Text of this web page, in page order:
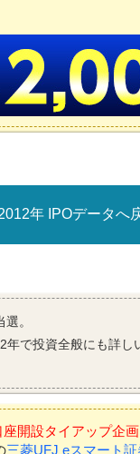
年 IPOデータへ
。
年で投資全般にも詳し
開設タイアップ企画
三菱UFJ eスマート証